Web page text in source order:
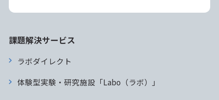
課題解決サービス
ラボダイレクト
体験型実験・研究施設「Labo（ラボ）」